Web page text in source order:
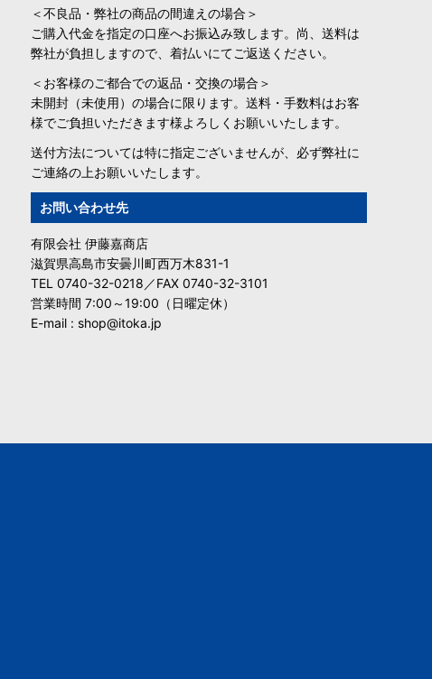
＜不良品・弊社の商品の間違えの場合＞
ご購入代金を指定の口座へお振込み致します。尚、送料は
弊社が負担しますので、着払いにてご返送ください。
＜お客様のご都合での返品・交換の場合＞
未開封（未使用）の場合に限ります。送料・手数料はお客
様でご負担いただきます様よろしくお願いいたします。
送付方法については特に指定ございませんが、必ず弊社に
ご連絡の上お願いいたします。
お問い合わせ先
有限会社 伊藤嘉商店
滋賀県高島市安曇川町西万木831-1
TEL 0740-32-0218／FAX 0740-32-3101
営業時間 7:00～19:00（日曜定休）
E-mail : shop@itoka.jp